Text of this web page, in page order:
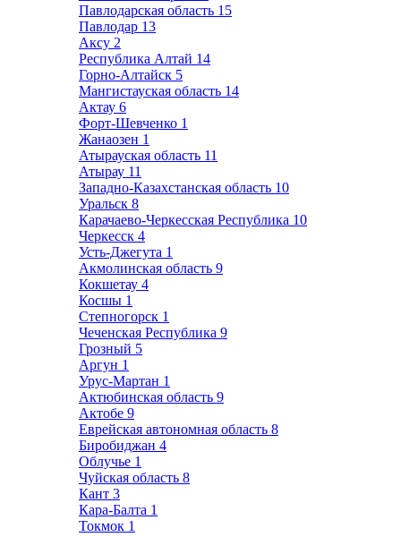
Павлодарская область 15
Павлодар 13
Аксу 2
Республика Алтай 14
Горно-Алтайск 5
Мангистауская область 14
Актау 6
Форт-Шевченко 1
Жанаозен 1
Атырауская область 11
Атырау 11
Западно-Казахстанская область 10
Уральск 8
Карачаево-Черкесская Республика 10
Черкесск 4
Усть-Джегута 1
Акмолинская область 9
Кокшетау 4
Косшы 1
Степногорск 1
Чеченская Республика 9
Грозный 5
Аргун 1
Урус-Мартан 1
Актюбинская область 9
Актобе 9
Еврейская автономная область 8
Биробиджан 4
Облучье 1
Чуйская область 8
Кант 3
Кара-Балта 1
Токмок 1